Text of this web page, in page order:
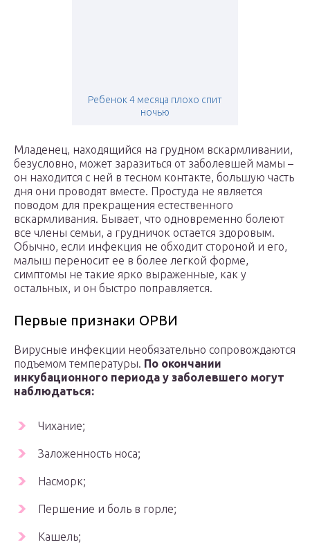
Ребенок 4 месяца плохо спит
ночью
Младенец, находящийся на грудном вскармливании,
безусловно, может заразиться от заболевшей мамы –
он находится с ней в тесном контакте, большую часть
дня они проводят вместе. Простуда не является
поводом для прекращения естественного
вскармливания. Бывает, что одновременно болеют
все члены семьи, а грудничок остается здоровым.
Обычно, если инфекция не обходит стороной и его,
малыш переносит ее в более легкой форме,
симптомы не такие ярко выраженные, как у
остальных, и он быстро поправляется.
Первые признаки ОРВИ
Вирусные инфекции необязательно сопровождаются
подъемом температуры. По окончании
инкубационного периода у заболевшего могут
наблюдаться:
Чихание;
Заложенность носа;
Насморк;
Першение и боль в горле;
Кашель;